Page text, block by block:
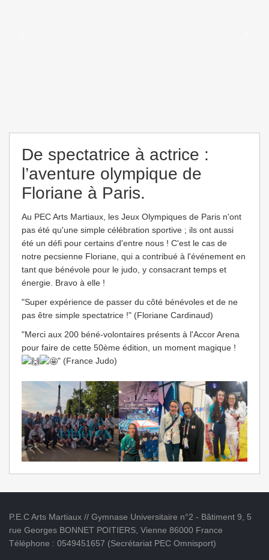
De spectatrice à actrice :
l’aventure olympique de
Floriane à Paris.
Au PEC Arts Martiaux, les Jeux Olympiques de Paris n'ont
pas été qu'une simple célébration sportive ; ils ont aussi
été un défi pour certains d'entre nous ! C'est le cas de
notre pecsienne Floriane, qui a contribué à l'événement en
tant que bénévole pour le judo, y consacrant temps et
énergie. Bravo à elle !
"Super expérience de passer du côté bénévoles et de ne
pas être simple spectatrice !" (Floriane Cardinaud)
"Merci aux 200 béné-volontaires présents à l'Accor Arena
pour faire de cette 50ème édition, un moment magique !
" (France Judo)
P.E.C Arts Martiaux // Gymnase Universitaire n°2 - Bâtiment 9, 5
rue Georges BONNET POITIERS, Vienne 86000 France
Téléphone : 0549451657 (Secrétariat PEC Omnisport)